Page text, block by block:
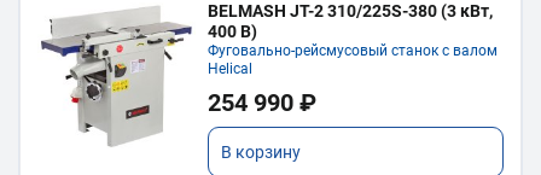
BELMASH JT-2 310/225S-380 (3 кВт,
400 В)
Фуговально-рейсмусовый станок с валом
Helical
254 990 ₽
В корзину